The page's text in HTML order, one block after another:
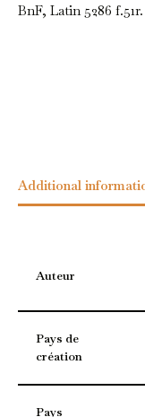
BnF, Latin 5286 f.51r.
Additional
Auteur
Pays de
création
Pays